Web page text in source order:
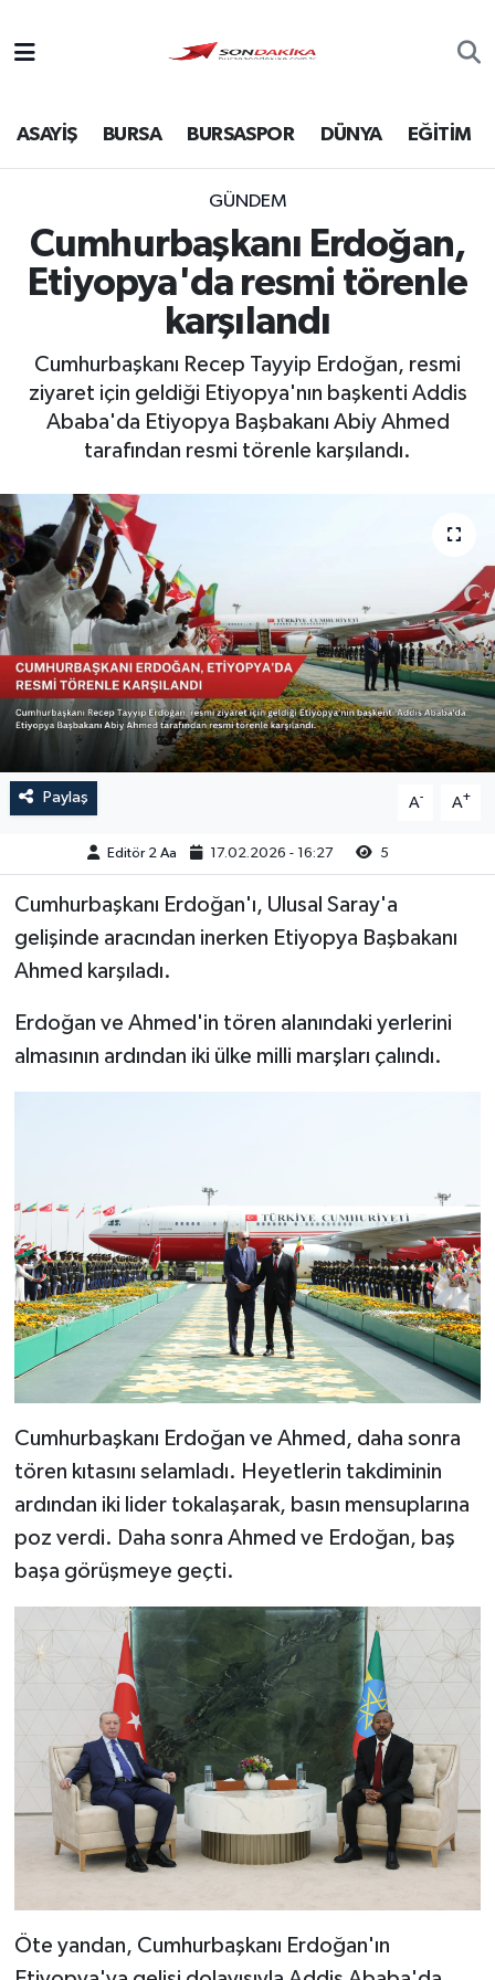
ASAYİŞ BURSA BURSASPOR DÜNYA EĞİTİM
GÜNDEM
Cumhurbaşkanı Erdoğan,
Etiyopya'da resmi törenle
karşılandı
Cumhurbaşkanı Recep Tayyip Erdoğan, resmi
ziyaret için geldiği Etiyopya'nın başkenti Addis
Ababa'da Etiyopya Başbakanı Abiy Ahmed
tarafından resmi törenle karşılandı.
Paylaş A- A+
Editör 2 Aa 17.02.2026 - 16:27 5
Cumhurbaşkanı Erdoğan'ı, Ulusal Saray'a
gelişinde aracından inerken Etiyopya Başbakanı
Ahmed karşıladı.
Erdoğan ve Ahmed'in tören alanındaki yerlerini
almasının ardından iki ülke milli marşları çalındı.
Cumhurbaşkanı Erdoğan ve Ahmed, daha sonra
tören kıtasını selamladı. Heyetlerin takdiminin
ardından iki lider tokalaşarak, basın mensuplarına
poz verdi. Daha sonra Ahmed ve Erdoğan, baş
başa görüşmeye geçti.
Öte yandan, Cumhurbaşkanı Erdoğan'ın
Bursa
Ekonomi
Genel
Gündem
Sağlık
Siyaset
Spor
Türkiye
Video Galeri